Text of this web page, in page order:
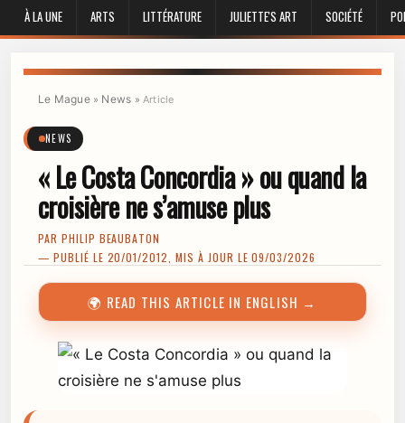
À LA UNE ARTS LITTÉRATURE JULIETTE'S ART SOCIÉTÉ
Le Mague» News » Article
NEWS
« Le Costa Concordia » ou quand la
croisière ne s’amuse plus
PAR PHILIP BEAUBATON
— PUBLIÉ LE 20/01/2012, MIS À JOUR LE 09/03/2026
🌍 READ THIS ARTICLE IN ENGLISH →